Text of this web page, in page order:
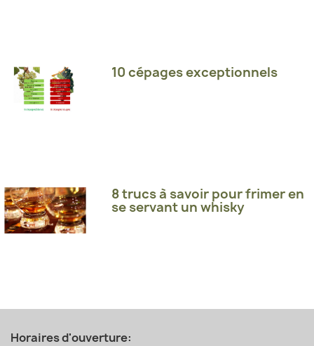
10 cépages exceptionnels
8 trucs à savoir pour frimer en
se servant un whisky
Horaires d'ouverture: